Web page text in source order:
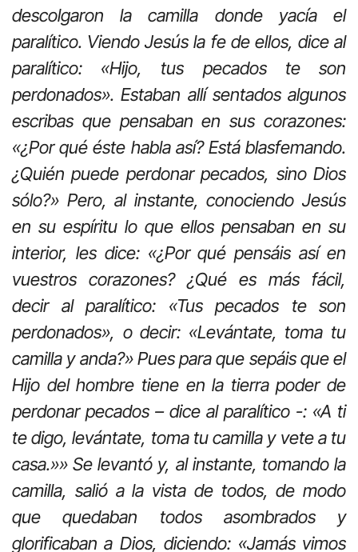
descolgaron la camilla donde yacía el
paralítico. Viendo Jesús la fe de ellos, dice al
paralítico: «Hijo, tus pecados te son
perdonados». Estaban allí sentados algunos
escribas que pensaban en sus corazones:
«¿Por qué éste habla así? Está blasfemando.
¿Quién puede perdonar pecados, sino Dios
sólo?» Pero, al instante, conociendo Jesús
en su espíritu lo que ellos pensaban en su
interior, les dice: «¿Por qué pensáis así en
vuestros corazones? ¿Qué es más fácil,
decir al paralítico: «Tus pecados te son
perdonados», o decir: «Levántate, toma tu
camilla y anda?» Pues para que sepáis que el
Hijo del hombre tiene en la tierra poder de
perdonar pecados – dice al paralítico -: «A ti
te digo, levántate, toma tu camilla y vete a tu
casa.»» Se levantó y, al instante, tomando la
camilla, salió a la vista de todos, de modo
que quedaban todos asombrados y
glorificaban a Dios, diciendo: «Jamás vimos